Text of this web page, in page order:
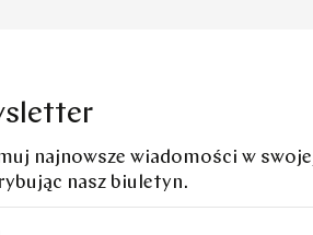
najnowsze wiadomości w
nasz biuletyn.